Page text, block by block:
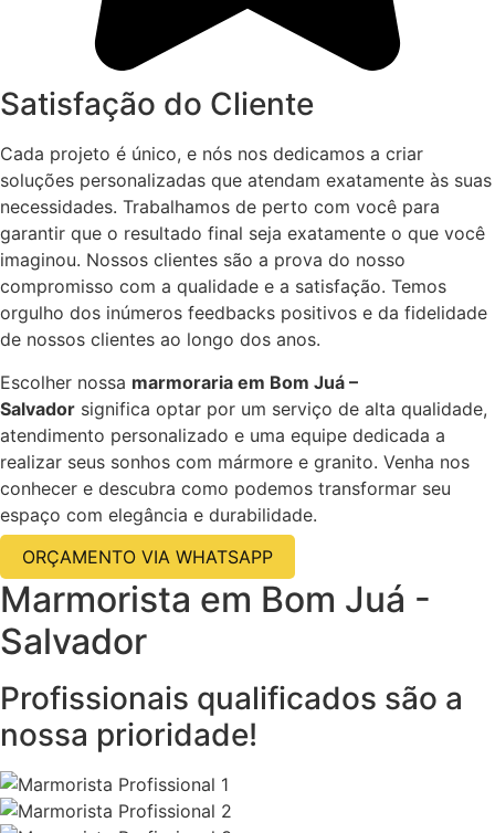
Satisfação do Cliente
Cada projeto é único, e nós nos dedicamos a criar
soluções personalizadas que atendam exatamente às suas
necessidades. Trabalhamos de perto com você para
garantir que o resultado final seja exatamente o que você
imaginou. Nossos clientes são a prova do nosso
compromisso com a qualidade e a satisfação. Temos
orgulho dos inúmeros feedbacks positivos e da fidelidade
de nossos clientes ao longo dos anos.
Escolher nossa marmoraria em Bom Juá –
Salvador significa optar por um serviço de alta qualidade,
atendimento personalizado e uma equipe dedicada a
realizar seus sonhos com mármore e granito. Venha nos
conhecer e descubra como podemos transformar seu
espaço com elegância e durabilidade.
ORÇAMENTO VIA WHATSAPP
Marmorista em Bom Juá -
Salvador
Profissionais qualificados são a
nossa prioridade!